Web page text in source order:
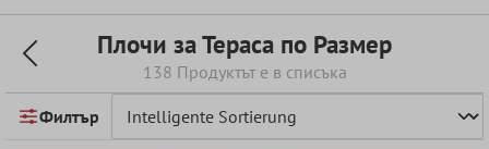
Плочи за Тераса по Размер
138 Продуктът е в списъка
Филтър